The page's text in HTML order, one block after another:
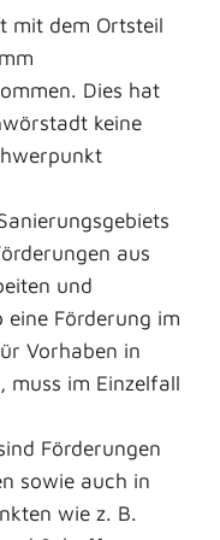
mit dem Ortsteil
Dies hat
keine
aus
und
Förderung im
Vorhaben in
muss im Einzelfall
Förderungen
sowie auch in
wie z. B.